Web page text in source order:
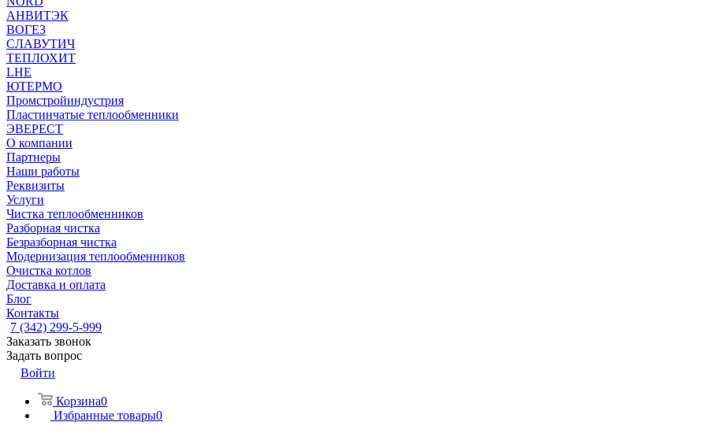
АНВИТЭК
ВОГЕЗ
СЛАВУТИЧ
ТЕПЛОХИТ
LHE
ЮТЕРМО
Промстройиндустрия
Пластинчатые теплообменники
ЭВЕРЕСТ
О компании
Партнеры
Наши работы
Реквизиты
Услуги
Чистка теплообменников
Разборная чистка
Безразборная чистка
Модернизация теплообменников
Очистка котлов
Доставка и оплата
Блог
Контакты
7 (342) 299-5-999
Заказать звонок
Задать вопрос
Войти
Корзина0
Избранные товары0